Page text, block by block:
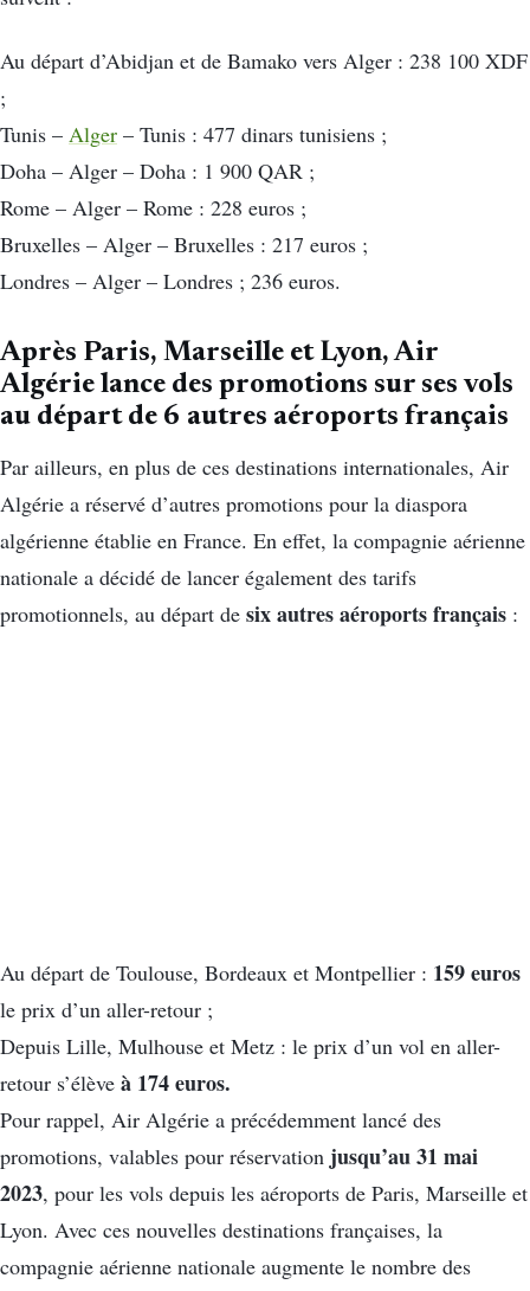
Au départ d’Abidjan et de Bamako vers Alger : 238 100 XDF
;
Tunis – Alger – Tunis : 477 dinars tunisiens ;
Doha – Alger – Doha : 1 900 QAR ;
Rome – Alger – Rome : 228 euros ;
Bruxelles – Alger – Bruxelles : 217 euros ;
Londres – Alger – Londres ; 236 euros.
Après Paris, Marseille et Lyon, Air
Algérie lance des promotions sur ses vols
au départ de 6 autres aéroports français
Par ailleurs, en plus de ces destinations internationales, Air
Algérie a réservé d’autres promotions pour la diaspora
algérienne établie en France. En effet, la compagnie aérienne
nationale a décidé de lancer également des tarifs
promotionnels, au départ de six autres aéroports français :
Au départ de Toulouse, Bordeaux et Montpellier : 159 euros
le prix d’un aller-retour ;
Depuis Lille, Mulhouse et Metz : le prix d’un vol en aller-
retour s’élève à 174 euros.
Pour rappel, Air Algérie a précédemment lancé des
promotions, valables pour réservation jusqu’au 31 mai
2023, pour les vols depuis les aéroports de Paris, Marseille et
Lyon. Avec ces nouvelles destinations françaises, la
compagnie aérienne nationale augmente le nombre des